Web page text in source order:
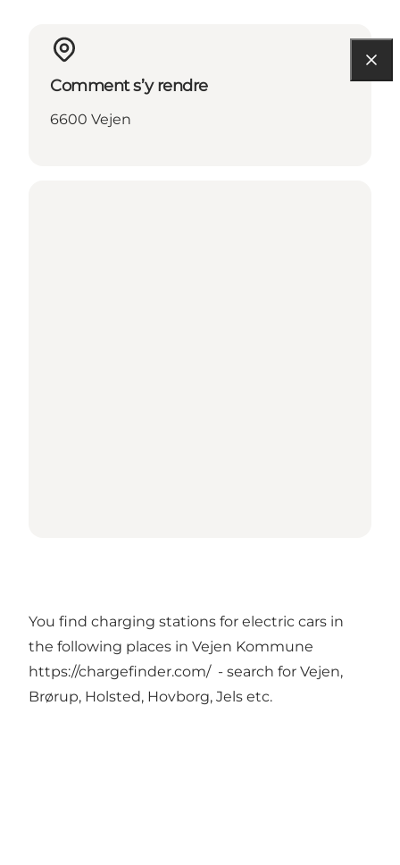
Comment s’y rendre
6600 Vejen
You find charging stations for electric cars in
the following places in Vejen Kommune
https://chargefinder.com/- search for Vejen,
Brørup, Holsted, Hovborg, Jels etc.